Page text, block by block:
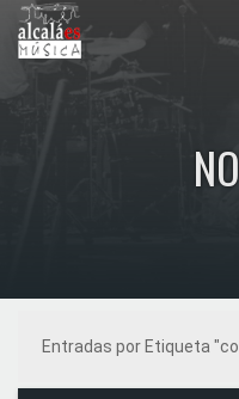
Entradas por Etiqueta